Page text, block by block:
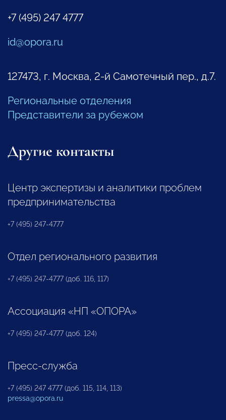
+7 (495) 247 4777
id@opora.ru
127473, г. Москва, 2-й Самотечный пер., д.7.
Региональные отделения
Представители за рубежом
Другие контакты
Центр экспертизы и аналитики проблем
предпринимательства
+7 (495) 247-4777
Отдел регионального развития
+7 (495) 247-4777 (доб. 116, 117)
Ассоциация «НП «ОПОРА»
+7 (495) 247-4777 (доб. 124)
Пресс-служба
+7 (495) 247 4777 (доб. 115, 114, 113)
pressa@opora.ru